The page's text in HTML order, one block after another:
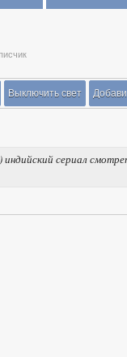
Выключить свет
сериал